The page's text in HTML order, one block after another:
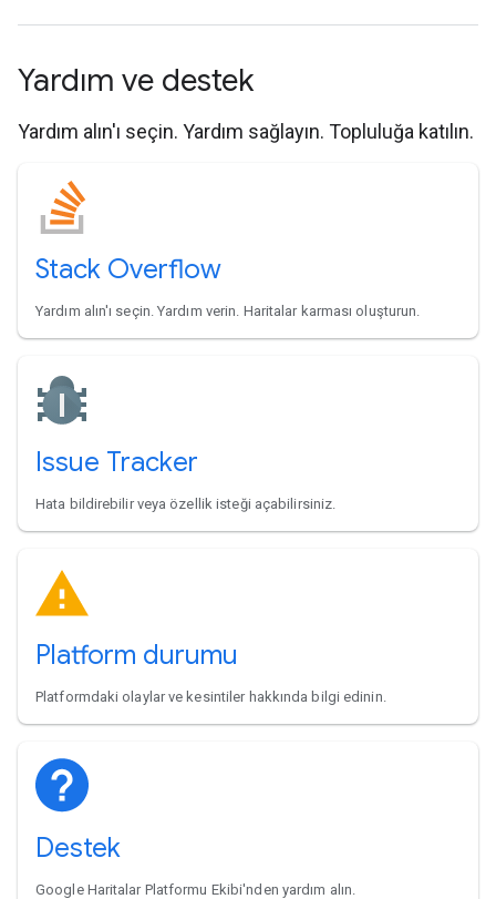
Yardım ve destek
Yardım alın'ı seçin. Yardım sağlayın. Topluluğa katılın.
Stack Overflow
Yardım alın'ı seçin. Yardım verin. Haritalar karması oluşturun.
Issue Tracker
Hata bildirebilir veya özellik isteği açabilirsiniz.
Platform durumu
Platformdaki olaylar ve kesintiler hakkında bilgi edinin.
Destek
Google Haritalar Platformu Ekibi'nden yardım alın.